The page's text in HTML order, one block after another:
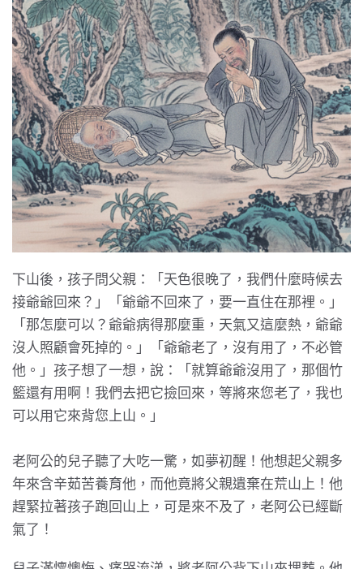
下山後，孩子問父親：「天色很晚了，我們什麼時候去
接爺爺回來？」「爺爺不回來了，要一直住在那裡。」
「那怎麼可以？爺爺病得那麼重，天氣又這麼熱，爺爺
沒人照顧會死掉的。」「爺爺老了，沒有用了，不必管
他。」孩子想了一想，說：「就算爺爺沒用了，那個竹
籃還有用啊！我們去把它撿回來，等將來您老了，我也
可以用它來背您上山。」
老阿公的兒子聽了大吃一驚，如夢初醒！他想起父親多
年來含辛茹苦養育他，而他竟將父親遺棄在荒山上！他
趕緊拉著孩子跑回山上，可是來不及了，老阿公已經斷
氣了！